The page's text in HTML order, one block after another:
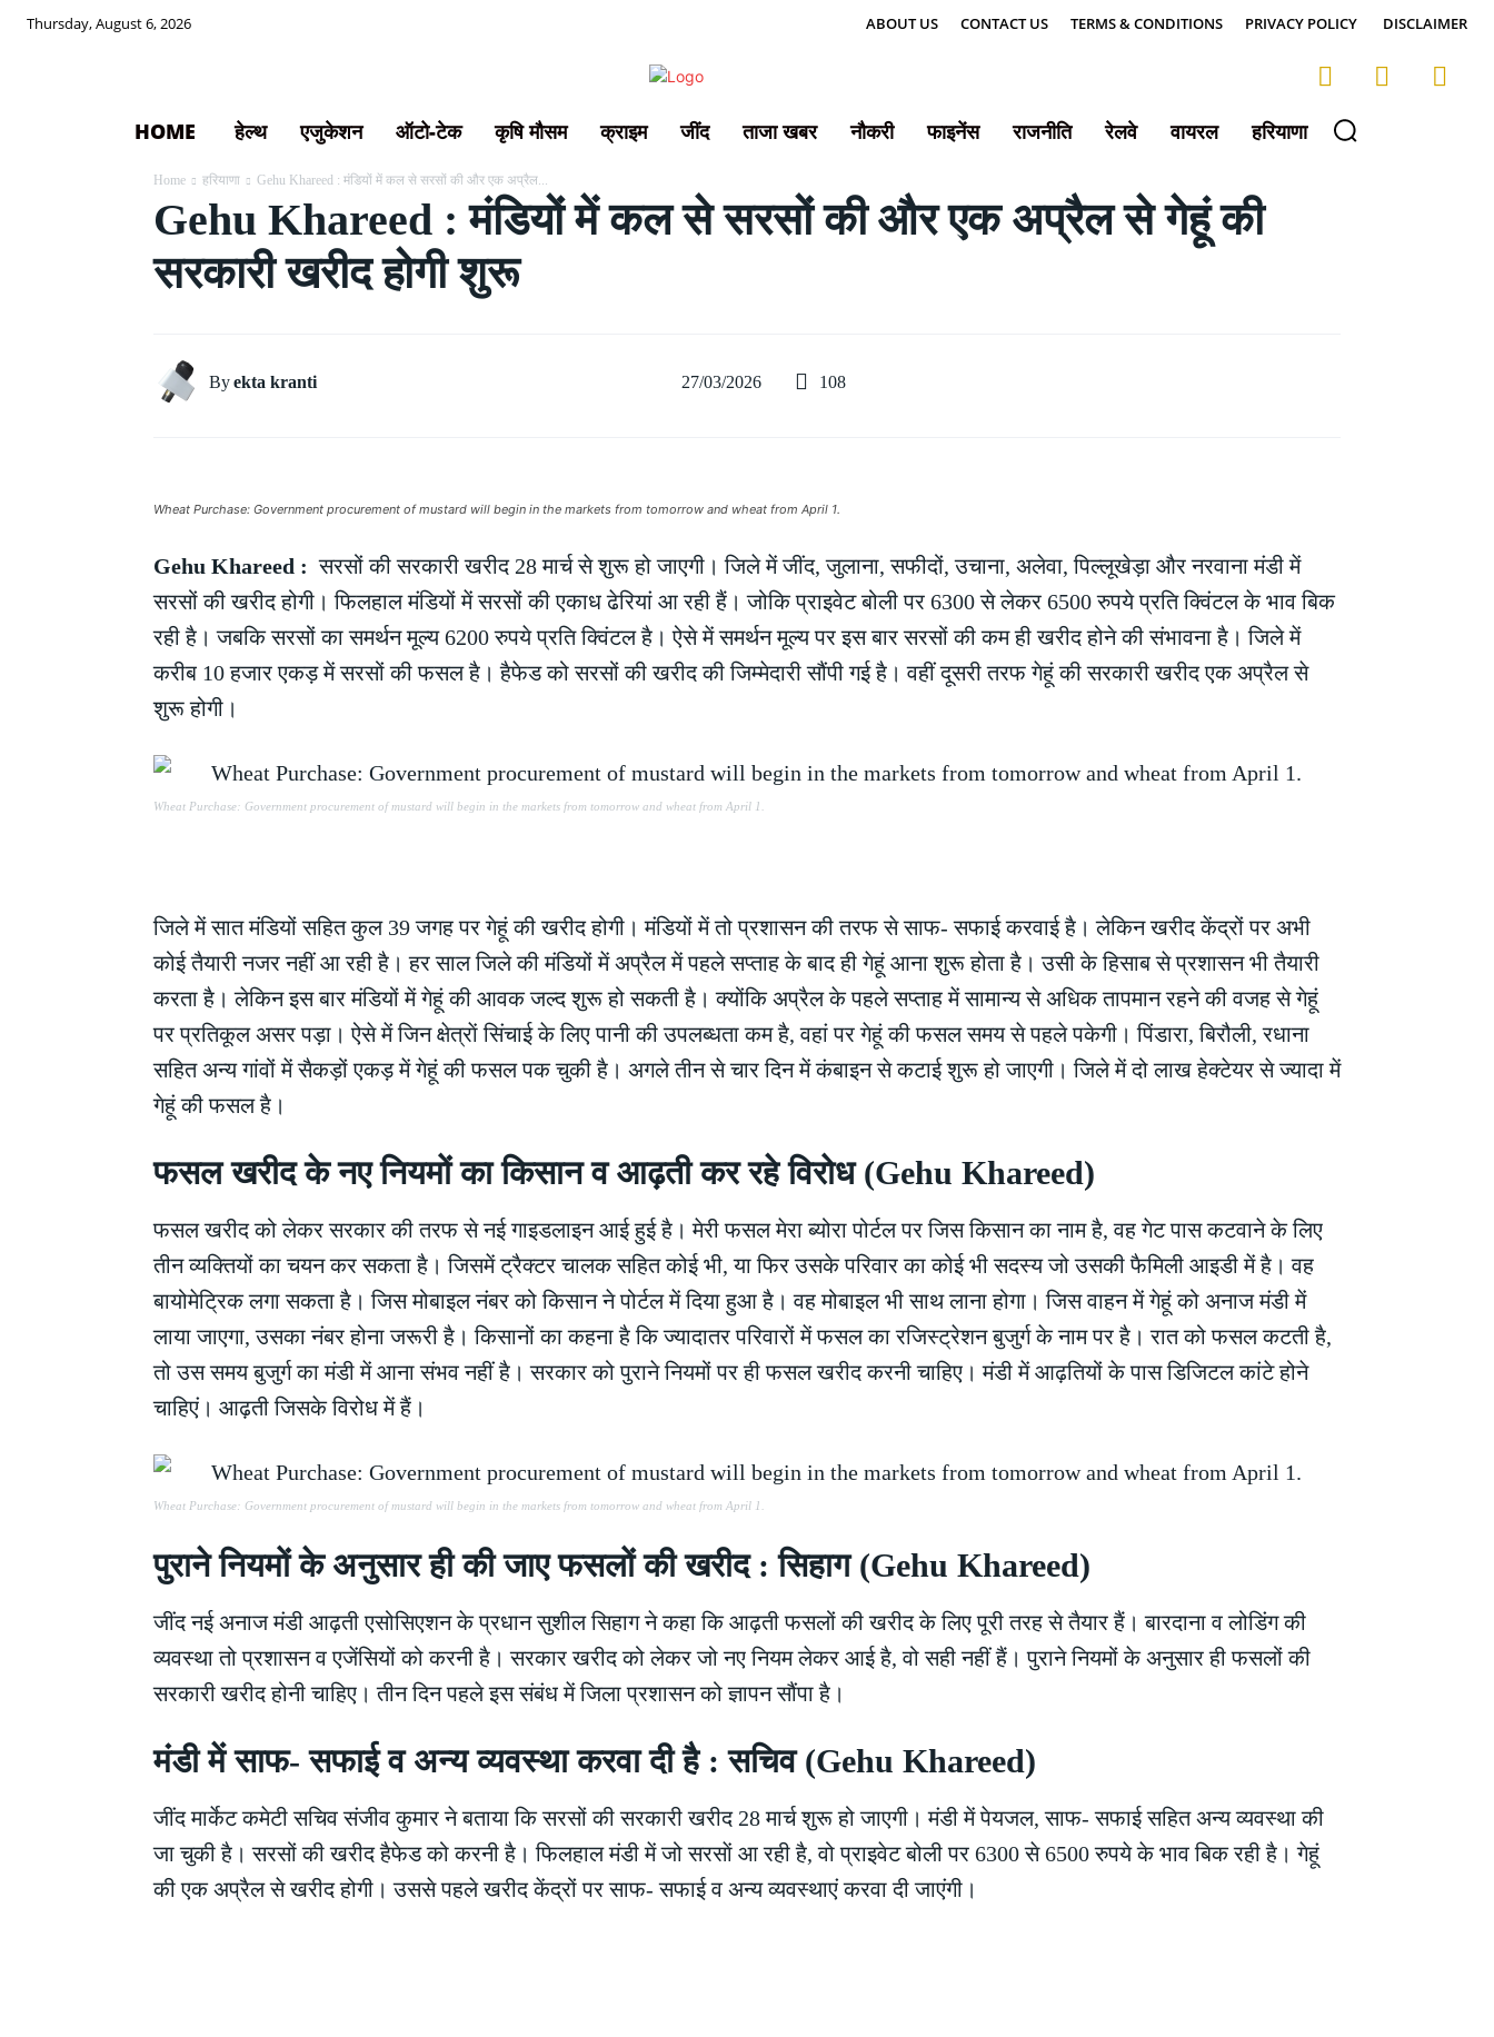
Thursday, August 6, 2026 ABOUT US CONTACT US TERMS & CONDITIONS PRIVACY POLICY DISCLAIMER
HOME हेल्थ एजुकेशन ऑटो-टेक कृषि मौसम क्राइम जींद ताजा खबर नौकरी फाइनेंस राजनीति रेलवे वायरल हरियाणा
Home हरियाणा Gehu Khareed : मंडियों में कल से सरसों की और एक अप्रैल...
Gehu Khareed : मंडियों में कल से सरसों की और एक अप्रैल से गेहूं की
सरकारी खरीद होगी शुरू
Byekta kranti 27/03/2026 108
Wheat Purchase: Government procurement of mustard will begin in the markets from tomorrow and wheat from April 1.
Gehu Khareed : सरसों की सरकारी खरीद 28 मार्च से शुरू हो जाएगी। जिले में जींद, जुलाना, सफीदों, उचाना, अलेवा, पिल्लूखेड़ा और नरवाना मंडी में
सरसों की खरीद होगी। फिलहाल मंडियों में सरसों की एकाध ढेरियां आ रही हैं। जोकि प्राइवेट बोली पर 6300 से लेकर 6500 रुपये प्रति क्विंटल के भाव बिक
रही है। जबकि सरसों का समर्थन मूल्य 6200 रुपये प्रति क्विंटल है। ऐसे में समर्थन मूल्य पर इस बार सरसों की कम ही खरीद होने की संभावना है। जिले में
करीब 10 हजार एकड़ में सरसों की फसल है। हैफेड को सरसों की खरीद की जिम्मेदारी सौंपी गई है। वहीं दूसरी तरफ गेहूं की सरकारी खरीद एक अप्रैल से
शुरू होगी।
Wheat Purchase: Government procurement of mustard will begin in the markets from tomorrow and wheat from April 1.
जिले में सात मंडियों सहित कुल 39 जगह पर गेहूं की खरीद होगी। मंडियों में तो प्रशासन की तरफ से साफ- सफाई करवाई है। लेकिन खरीद केंद्रों पर अभी
कोई तैयारी नजर नहीं आ रही है। हर साल जिले की मंडियों में अप्रैल में पहले सप्ताह के बाद ही गेहूं आना शुरू होता है। उसी के हिसाब से प्रशासन भी तैयारी
करता है। लेकिन इस बार मंडियों में गेहूं की आवक जल्द शुरू हो सकती है। क्योंकि अप्रैल के पहले सप्ताह में सामान्य से अधिक तापमान रहने की वजह से गेहूं
पर प्रतिकूल असर पड़ा। ऐसे में जिन क्षेत्राें सिंचाई के लिए पानी की उपलब्धता कम है, वहां पर गेहूं की फसल समय से पहले पकेगी। पिंडारा, बिरौली, रधाना
सहित अन्य गांवों में सैकड़ों एकड़ में गेहूं की फसल पक चुकी है। अगले तीन से चार दिन में कंबाइन से कटाई शुरू हो जाएगी। जिले में दो लाख हेक्टेयर से ज्यादा में
गेहूं की फसल है।
फसल खरीद के नए नियमों का किसान व आढ़ती कर रहे विरोध (Gehu Khareed)
फसल खरीद को लेकर सरकार की तरफ से नई गाइडलाइन आई हुई है। मेरी फसल मेरा ब्योरा पोर्टल पर जिस किसान का नाम है, वह गेट पास कटवाने के लिए
तीन व्यक्तियों का चयन कर सकता है। जिसमें ट्रैक्टर चालक सहित कोई भी, या फिर उसके परिवार का कोई भी सदस्य जो उसकी फैमिली आइडी में है। वह
बायोमेट्रिक लगा सकता है। जिस मोबाइल नंबर को किसान ने पोर्टल में दिया हुआ है। वह मोबाइल भी साथ लाना होगा। जिस वाहन में गेहूं को अनाज मंडी में
लाया जाएगा, उसका नंबर होना जरूरी है। किसानों का कहना है कि ज्यादातर परिवारों में फसल का रजिस्ट्रेशन बुजुर्ग के नाम पर है। रात को फसल कटती है,
तो उस समय बुजुर्ग का मंडी में आना संभव नहीं है। सरकार को पुराने नियमों पर ही फसल खरीद करनी चाहिए। मंडी में आढ़तियों के पास डिजिटल कांटे होने
चाहिएं। आढ़ती जिसके विरोध में हैं।
Wheat Purchase: Government procurement of mustard will begin in the markets from tomorrow and wheat from April 1.
पुराने नियमों के अनुसार ही की जाए फसलों की खरीद : सिहाग (Gehu Khareed)
जींद नई अनाज मंडी आढ़ती एसोसिएशन के प्रधान सुशील सिहाग ने कहा कि आढ़ती फसलों की खरीद के लिए पूरी तरह से तैयार हैं। बारदाना व लोडिंग की
व्यवस्था तो प्रशासन व एजेंसियों को करनी है। सरकार खरीद को लेकर जो नए नियम लेकर आई है, वो सही नहीं हैं। पुराने नियमों के अनुसार ही फसलों की
सरकारी खरीद होनी चाहिए। तीन दिन पहले इस संबंध में जिला प्रशासन को ज्ञापन सौंपा है।
मंडी में साफ- सफाई व अन्य व्यवस्था करवा दी है : सचिव (Gehu Khareed)
जींद मार्केट कमेटी सचिव संजीव कुमार ने बताया कि सरसों की सरकारी खरीद 28 मार्च शुरू हो जाएगी। मंडी में पेयजल, साफ- सफाई सहित अन्य व्यवस्था की
जा चुकी है। सरसों की खरीद हैफेड को करनी है। फिलहाल मंडी में जो सरसाें आ रही है, वो प्राइवेट बोली पर 6300 से 6500 रुपये के भाव बिक रही है। गेहूं
की एक अप्रैल से खरीद होगी। उससे पहले खरीद केंद्रों पर साफ- सफाई व अन्य व्यवस्थाएं करवा दी जाएंगी।